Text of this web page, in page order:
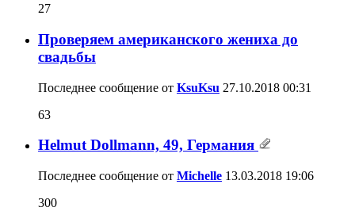
27
Проверяем американского жениха до
свадьбы
Последнее сообщение от KsuKsu 27.10.2018 00:31
63
Helmut Dollmann, 49, Германия
Последнее сообщение от Michelle 13.03.2018 19:06
300